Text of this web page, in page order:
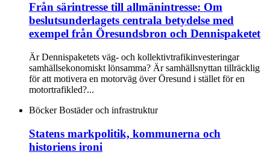
Från särintresse till allmänintresse: Om
beslutsunderlagets centrala betydelse med
exempel från Öresundsbron och Dennispaketet
Är Dennispaketets väg- och kollektivtrafikinvesteringar
samhällsekonomiskt lönsamma? Är samhällsnyttan tillräcklig
för att motivera en motorväg över Öresund i stället för en
motortrafikled?...
Böcker Bostäder och infrastruktur
Statens markpolitik, kommunerna och
historiens ironi